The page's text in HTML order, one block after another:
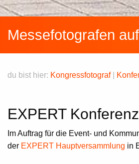
Messefotografen
du bist hier: Kongressfotograf|
EXPERT Konferenz
Im Auftrag für die Event- und
der EXPERT Hauptversammlung in